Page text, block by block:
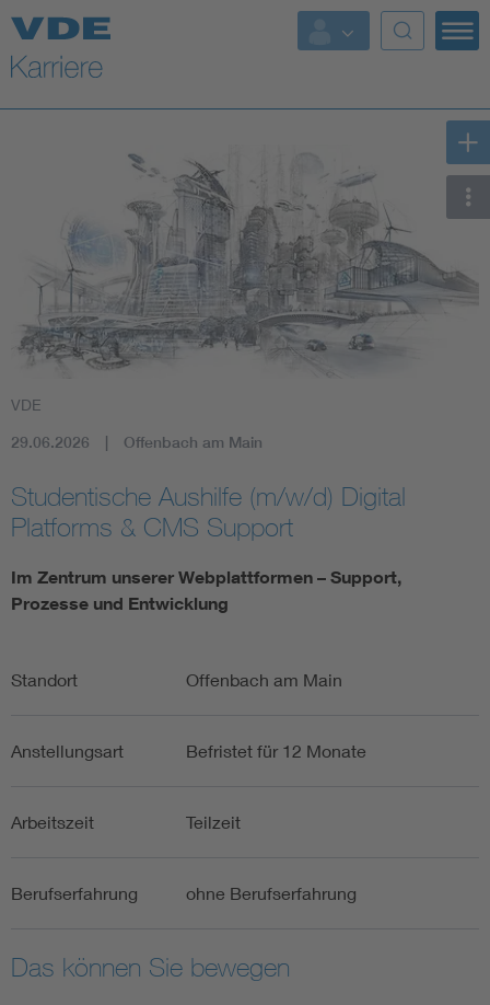
Top Themen
VDE
29.06.2026 Offenbach am Main
Studentische Aushilfe (m/w/d) Digital
Platforms & CMS Support
Im Zentrum unserer Webplattformen – Support,
Prozesse und Entwicklung
Standort Offenbach am Main
Anstellungsart Befristet für 12 Monate
Arbeitszeit Teilzeit
Berufserfahrung ohne Berufserfahrung
Das können Sie bewegen